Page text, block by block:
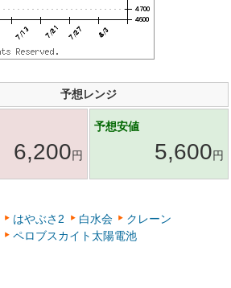
予想レンジ
6,200円
予想安値
5,600円
はやぶさ2 白水会
クレーン
ペロブスカイト太陽電池